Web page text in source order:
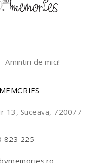
Amintiri de mici!
13, Suceava, 720077
823 225